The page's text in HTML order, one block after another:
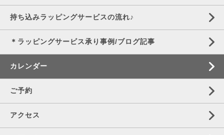
持ち込みラッピングサービスの流れ♪
＊ラッピングサービス承り事例/ブログ記事
カレンダー
ご予約
アクセス